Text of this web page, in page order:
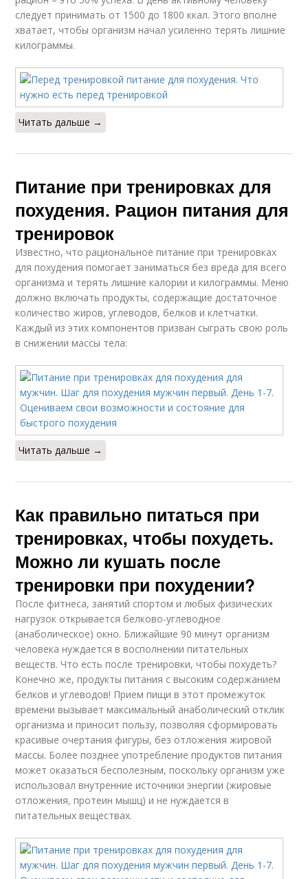
следует принимать от 1500 до 1800 ккал. Этого вполне
хватает, чтобы организм начал усиленно терять лишние
килограммы.
Читать дальше →
Питание при тренировках для
похудения. Рацион питания для
тренировок
Известно, что рациональное питание при тренировках
для похудения помогает заниматься без вреда для всего
организма и терять лишние калории и килограммы. Меню
должно включать продукты, содержащие достаточное
количество жиров, углеводов, белков и клетчатки.
Каждый из этих компонентов призван сыграть свою роль
в снижении массы тела:
Читать дальше →
Как правильно питаться при
тренировках, чтобы похудеть.
Можно ли кушать после
тренировки при похудении?
После фитнеса, занятий спортом и любых физических
нагрузок открывается белково-углеводное
(анаболическое) окно. Ближайшие 90 минут организм
человека нуждается в восполнении питательных
веществ. Что есть после тренировки, чтобы похудеть?
Конечно же, продукты питания с высоким содержанием
белков и углеводов! Прием пищи в этот промежуток
времени вызывает максимальный анаболический отклик
организма и приносит пользу, позволяя сформировать
красивые очертания фигуры, без отложения жировой
массы. Более позднее употребление продуктов питания
может оказаться бесполезным, поскольку организм уже
использовал внутренние источники энергии (жировые
отложения, протеин мышц) и не нуждается в
питательных веществах.